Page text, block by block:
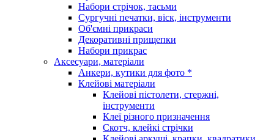
Набори стрічок, тасьми
Сургучні печатки, віск, інструменти
Об'ємні прикраси
Декоративні прищепки
Набори прикрас
Аксесуари, матеріали
Анкери, кутики для фото *
Клейові матеріали
Клейові пістолети, стержні,
інструменти
Клеї різного призначення
Скотч, клейкі стрічки